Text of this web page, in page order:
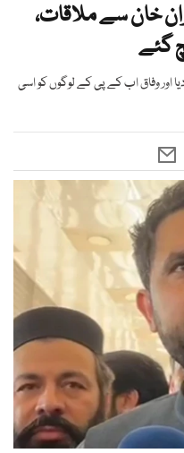
خان سے ملاقات،
گئے
اور وفاق اب کے پی کے لوگوں کو اسی